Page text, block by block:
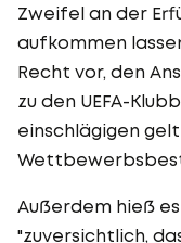
Zweifel an der
aufkommen
Recht vor, den
zu den UEFA-
einschlägigen
Außerdem hieß
"zuversichtlich,